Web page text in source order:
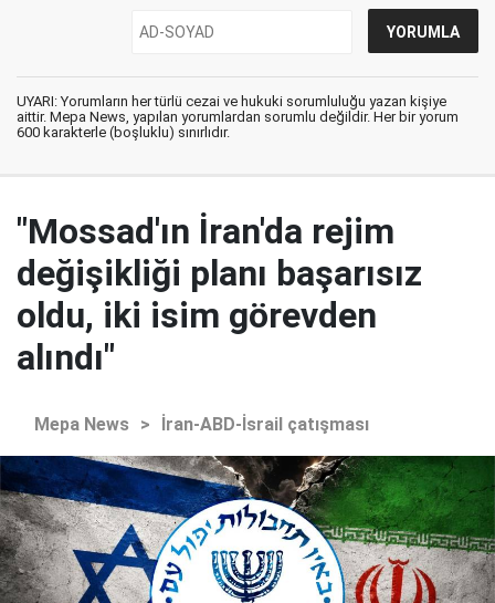
UYARI: Yorumların her türlü cezai ve hukuki sorumluluğu yazan kişiye
aittir. Mepa News, yapılan yorumlardan sorumlu değildir. Her bir yorum
600 karakterle (boşluklu) sınırlıdır.
"Mossad'ın İran'da rejim
değişikliği planı başarısız
oldu, iki isim görevden
alındı"
Mepa News > İran-ABD-İsrail çatışması